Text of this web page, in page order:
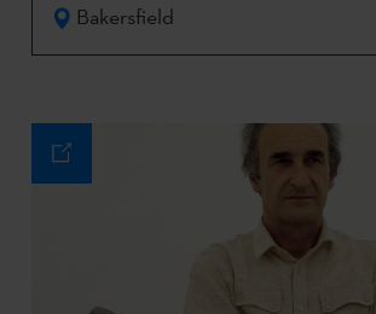
Bakersfield